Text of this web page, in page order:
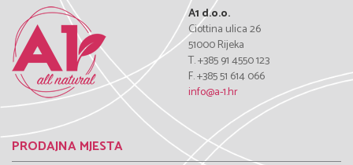
A1 d.o.o.
Ciottina ulica 26
51000 Rijeka
T. +385 91 4550 123
F. +385 51 614 066
info@a-1.hr
PRODAJNA MJESTA